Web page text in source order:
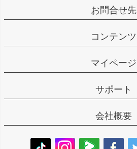
お問合せ先
コンテンツ
マイページ
サポート
会社概要